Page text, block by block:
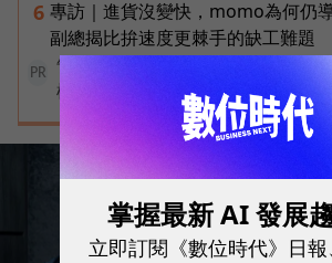
6 專訪｜進貨沒變快，momo為何仍
副總揭比拚速度更棘手的缺工難題
PR
告別極速迷思！台灣大哥大奪國際
標準
掌握最新 AI 發展
立即訂閱《數位時代》日